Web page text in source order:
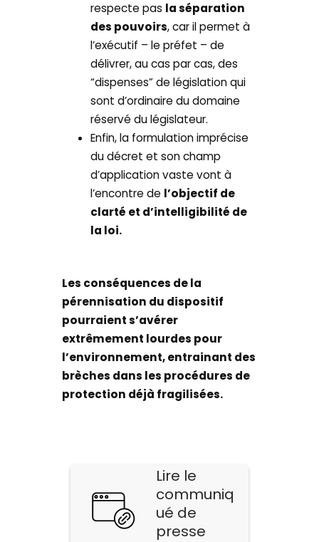
respecte pas la séparation
des pouvoirs, car il permet à
l’exécutif – le préfet – de
délivrer, au cas par cas, des
“dispenses” de législation qui
sont d’ordinaire du domaine
réservé du législateur.
Enfin, la formulation imprécise
du décret et son champ
d’application vaste vont à
l’encontre de l’objectif de
clarté et d’intelligibilité de
la loi.
Les conséquences de la
pérennisation du dispositif
pourraient s’avérer
extrêmement lourdes pour
l’environnement, entrainant des
brèches dans les procédures de
protection déjà fragilisées.
Lire le
communiq
ué de
presse